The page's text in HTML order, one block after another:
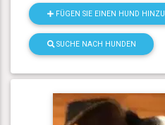
FÜGEN SIE EINEN HUND HINZU
SUCHE NACH HUNDEN